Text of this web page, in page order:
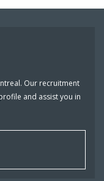
Our recruitment
and assist you in